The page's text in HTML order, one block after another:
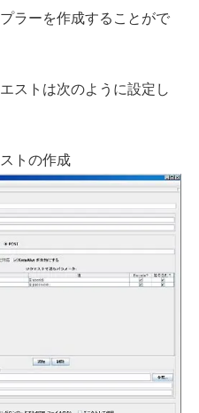
ラーを作成することがで
ストは次のように設定し
トの作成